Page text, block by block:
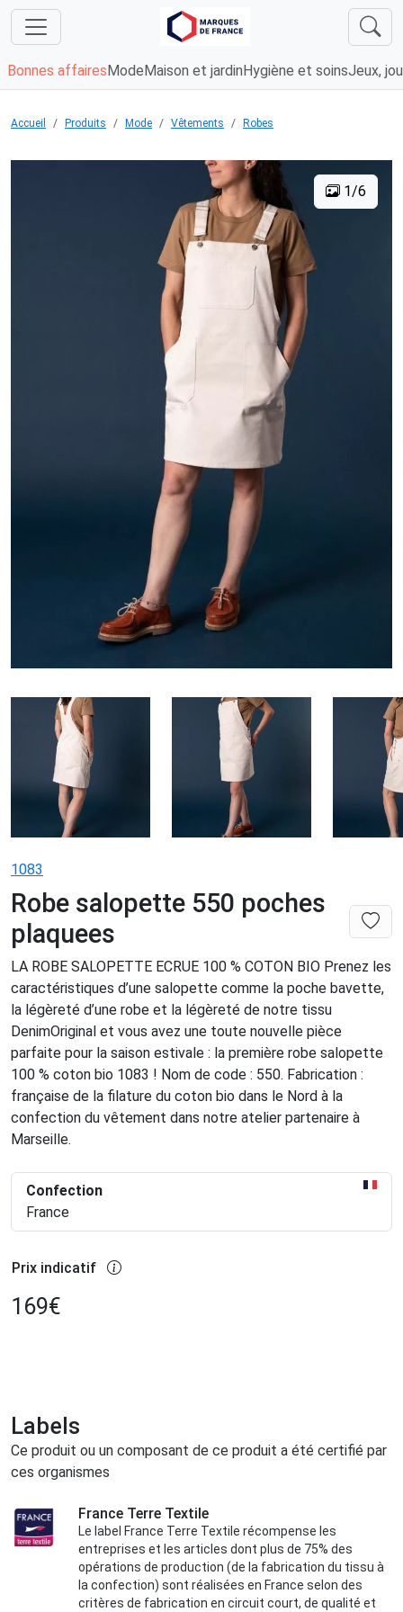
Bonnes affaires Mode Maison et jardin Hygiène et soinsJeux,
Accueil Produits Mode Vêtements Robes
1/6
1083
Robe salopette 550 poches
plaquees
LA ROBE SALOPETTE ECRUE 100 % COTON BIO Prenez les
caractéristiques d’une salopette comme la poche bavette,
la légèreté d’une robe et la légèreté de notre tissu
DenimOriginal et vous avez une toute nouvelle pièce
parfaite pour la saison estivale : la première robe salopette
100 % coton bio 1083 ! Nom de code : 550. Fabrication :
française de la filature du coton bio dans le Nord à la
confection du vêtement dans notre atelier partenaire à
Marseille.
Confection
France
Prix indicatif
169€
Labels
Ce produit ou un composant de ce produit a été certifié par
ces organismes
France Terre Textile
Le label France Terre Textile récompense les
entreprises et les articles dont plus de 75% des
opérations de production (de la fabrication du tissu à
la confection) sont réalisées en France selon des
critères de fabrication en circuit court, de qualité et